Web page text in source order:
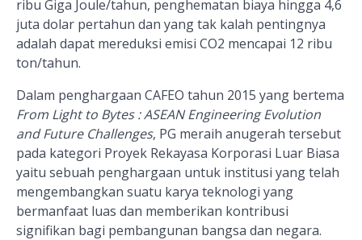
ribu Giga Joule/tahun, penghematan biaya hingga 4,6
juta dolar pertahun dan yang tak kalah pentingnya
adalah dapat mereduksi emisi CO2 mencapai 12 ribu
ton/tahun.
Dalam penghargaan CAFEO tahun 2015 yang bertema
From Light to Bytes : ASEAN Engineering Evolution
and Future Challenges, PG meraih anugerah tersebut
pada kategori Proyek Rekayasa Korporasi Luar Biasa
yaitu sebuah penghargaan untuk institusi yang telah
mengembangkan suatu karya teknologi yang
bermanfaat luas dan memberikan kontribusi
signifikan bagi pembangunan bangsa dan negara.